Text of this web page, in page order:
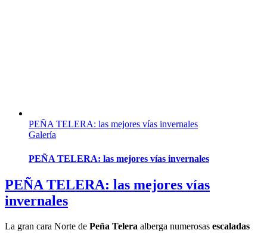
PEÑA TELERA: las mejores vías invernales
Galería
PEÑA TELERA: las mejores vías invernales
PEÑA TELERA: las mejores vías
invernales
La gran cara Norte de Peña Telera alberga numerosas escaladas